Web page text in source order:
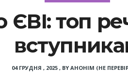
топ
04 ГРУДНЯ , 2025 , BY АНОНІМ (НЕ